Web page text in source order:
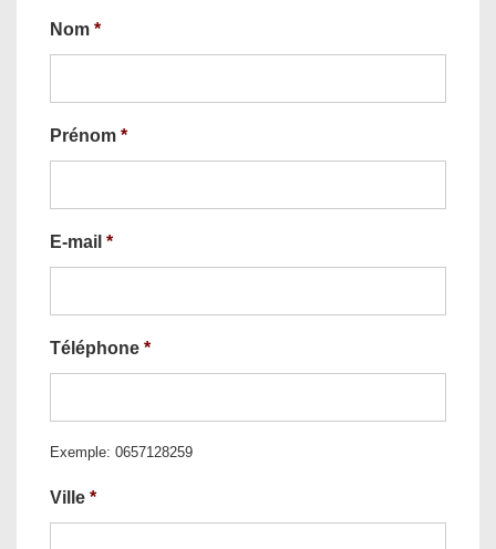
Nom *
Prénom *
E-mail *
Téléphone *
Exemple: 0657128259
Ville *